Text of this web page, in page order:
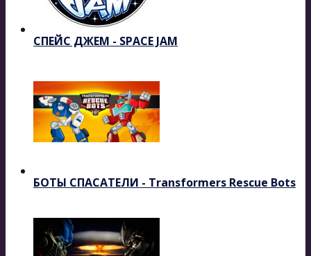
СПЕЙС ДЖЕМ - SPACE JAM
БОТЫ СПАСАТЕЛИ - Transformers Rescue Bots